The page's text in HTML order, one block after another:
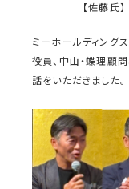
【佐藤氏】
ミーホールディング
役員、中山・蝶理顧
話をいただきました。